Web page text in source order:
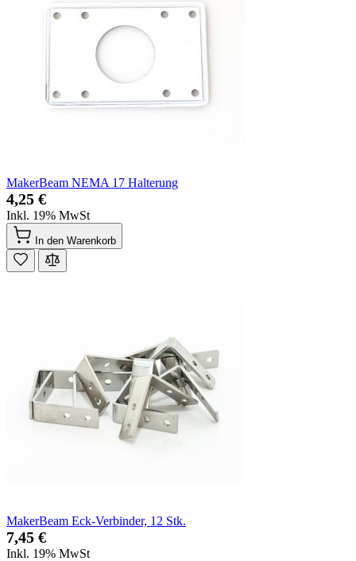
MakerBeam NEMA 17 Halterung
4,25 €
Inkl. 19% MwSt
In den Warenkorb
MakerBeam Eck-Verbinder, 12 Stk.
7,45 €
Inkl. 19% MwSt